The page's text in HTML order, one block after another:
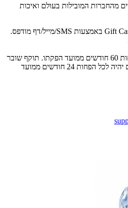
מהחברות המובילות בעולם ואיכות
למימוש יש להציג את קוד ה-Gift Card באמצעות SMS/מייל/דף מודפס.
תוקף שובר כספי הינו לכל הפחות 60 חודשים ממועד הפקתו. תוקף שובר
לרכישת מוצר או שירות מסויים יהיה לכל הפחות 24 חודשים ממועד